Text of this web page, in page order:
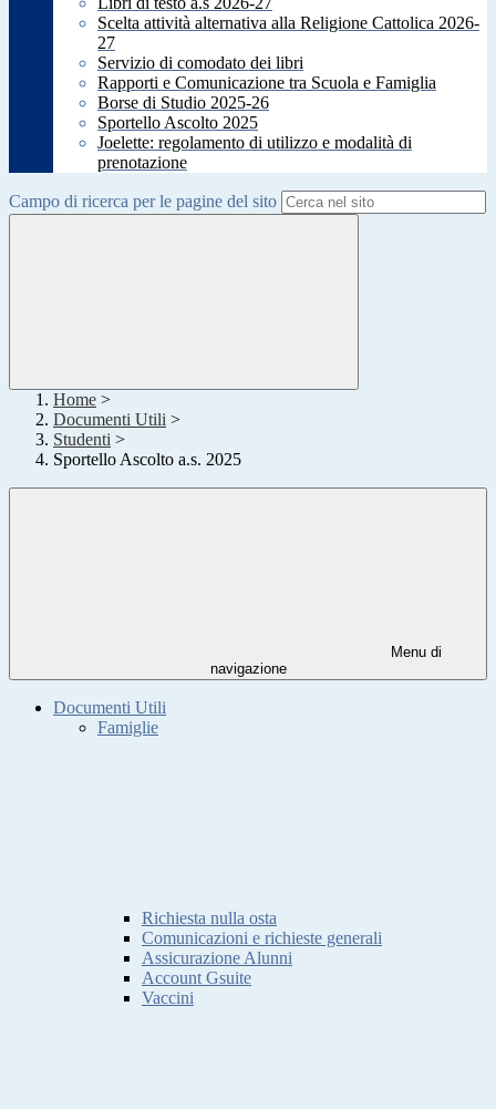
Scelta attività alternativa alla Religione Cattolica 2026-
27
Servizio di comodato dei libri
Rapporti e Comunicazione tra Scuola e Famiglia
Borse di Studio 2025-26
Sportello Ascolto 2025
Joelette: regolamento di utilizzo e modalità di
prenotazione
Campo di ricerca per le pagine del sito
Home >
Documenti Utili >
Studenti >
Sportello Ascolto a.s. 2025
Menu di
navigazione
Documenti Utili
Famiglie
Richiesta nulla osta
Comunicazioni e richieste generali
Assicurazione Alunni
Account Gsuite
Vaccini